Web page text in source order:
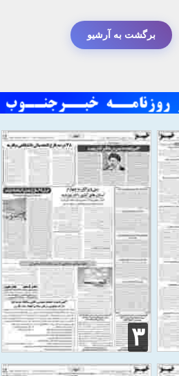
برگشت به آرشیو
۳